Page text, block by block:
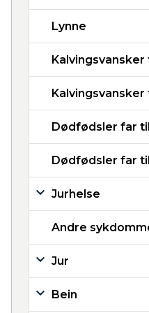
Lynne
Kalvingsvansker
Kalvingsvansker
Dødfødsler far
Dødfødsler far
Jurhelse
Andre
Jur
Bein